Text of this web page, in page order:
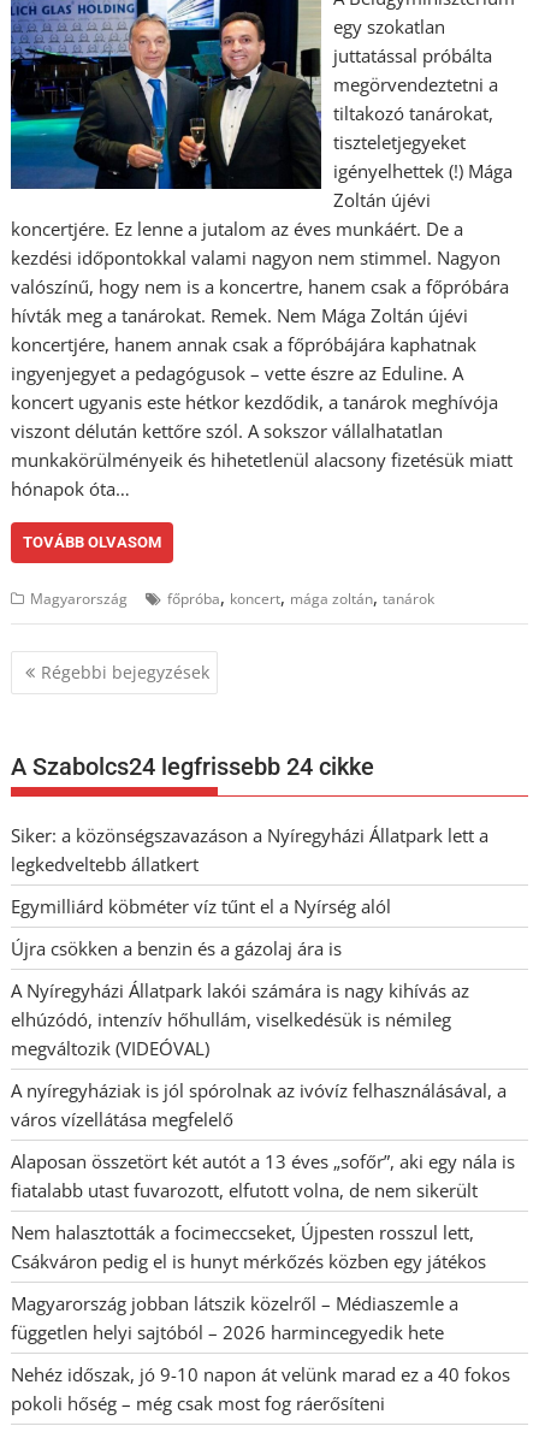
egy szokatlan
juttatással próbálta
megörvendeztetni a
tiltakozó tanárokat,
tiszteletjegyeket
igényelhettek (!) Mága
Zoltán újévi
koncertjére. Ez lenne a jutalom az éves munkáért. De a
kezdési időpontokkal valami nagyon nem stimmel. Nagyon
valószínű, hogy nem is a koncertre, hanem csak a főpróbára
hívták meg a tanárokat. Remek. Nem Mága Zoltán újévi
koncertjére, hanem annak csak a főpróbájára kaphatnak
ingyenjegyet a pedagógusok – vette észre az Eduline. A
koncert ugyanis este hétkor kezdődik, a tanárok meghívója
viszont délután kettőre szól. A sokszor vállalhatatlan
munkakörülményeik és hihetetlenül alacsony fizetésük miatt
hónapok óta…
TOVÁBB OLVASOM
Magyarország főpróba, koncert, mága zoltán,tanárok
Bejegyzés
navigáció
Régebbi bejegyzések
A Szabolcs24 legfrissebb 24 cikke
Siker: a közönségszavazáson a Nyíregyházi Állatpark lett a
legkedveltebb állatkert
Egymilliárd köbméter víz tűnt el a Nyírség alól
Újra csökken a benzin és a gázolaj ára is
A Nyíregyházi Állatpark lakói számára is nagy kihívás az
elhúzódó, intenzív hőhullám, viselkedésük is némileg
megváltozik (VIDEÓVAL)
A nyíregyháziak is jól spórolnak az ivóvíz felhasználásával, a
város vízellátása megfelelő
Alaposan összetört két autót a 13 éves „sofőr”, aki egy nála is
fiatalabb utast fuvarozott, elfutott volna, de nem sikerült
Nem halasztották a focimeccseket, Újpesten rosszul lett,
Csákváron pedig el is hunyt mérkőzés közben egy játékos
Magyarország jobban látszik közelről – Médiaszemle a
független helyi sajtóból – 2026 harmincegyedik hete
Nehéz időszak, jó 9-10 napon át velünk marad ez a 40 fokos
pokoli hőség – még csak most fog ráerősíteni